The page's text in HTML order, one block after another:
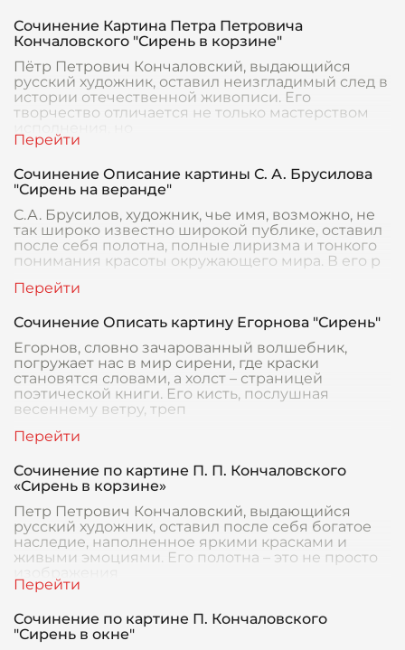
Сочинение Картина Петра Петровича
Кончаловского "Сирень в корзине"
Пётр Петрович Кончаловский, выдающийся
русский художник, оставил неизгладимый след в
истории отечественной живописи. Его
творчество отличается не только мастерством
Сочинение Описание картины С. А. Брусилова
"Сирень на веранде"
С.А. Брусилов, художник, чье имя, возможно, не
так широко известно широкой публике, оставил
после себя полотна, полные лиризма и тонкого
понимания красоты окружающего мира. В его р
Сочинение Описать картину Егорнова "Сирень"
Егорнов, словно зачарованный волшебник,
погружает нас в мир сирени, где краски
становятся словами, а холст – страницей
поэтической книги. Его кисть, послушная
весеннему ветру, треп
Сочинение по картине П. П. Кончаловского
«Сирень в корзине»
Петр Петрович Кончаловский, выдающийся
русский художник, оставил после себя богатое
наследие, наполненное яркими красками и
живыми эмоциями. Его полотна – это не просто
изображения
Сочинение по картине П. Кончаловского
"Сирень в окне"